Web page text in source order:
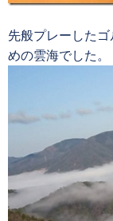
先般プレーした
めの雲海でした。